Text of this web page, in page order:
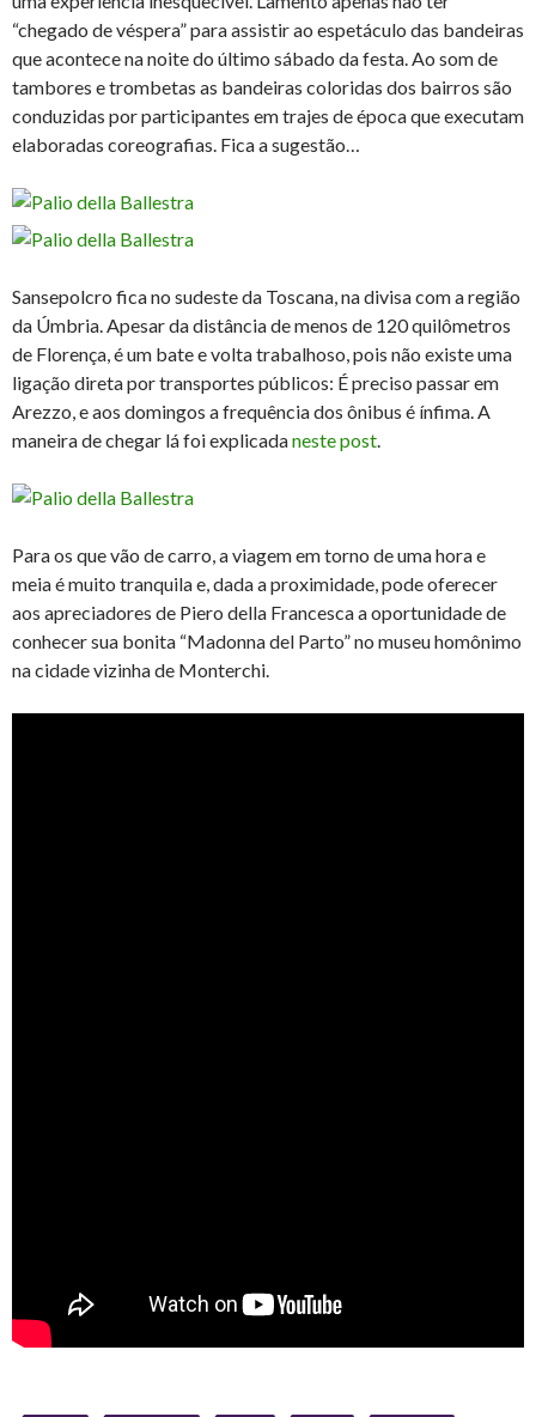
“chegado de véspera” para assistir ao espetáculo das bandeiras
que acontece na noite do último sábado da festa. Ao som de
tambores e trombetas as bandeiras coloridas dos bairros são
conduzidas por participantes em trajes de época que executam
elaboradas coreografias. Fica a sugestão…
Sansepolcro fica no sudeste da Toscana, na divisa com a região
da Úmbria. Apesar da distância de menos de 120 quilômetros
de Florença, é um bate e volta trabalhoso, pois não existe uma
ligação direta por transportes públicos: É preciso passar em
Arezzo, e aos domingos a frequência dos ônibus é ínfima. A
maneira de chegar lá foi explicadaneste post.
Para os que vão de carro, a viagem em torno de uma hora e
meia é muito tranquila e, dada a proximidade, pode oferecer
aos apreciadores de Piero della Francesca a oportunidade de
conhecer sua bonita “Madonna del Parto” no museu homônimo
na cidade vizinha de Monterchi.